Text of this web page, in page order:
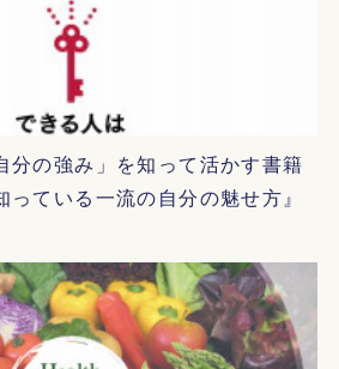
分の強み」を知って活かす書籍
っている一流の自分の魅せ方』